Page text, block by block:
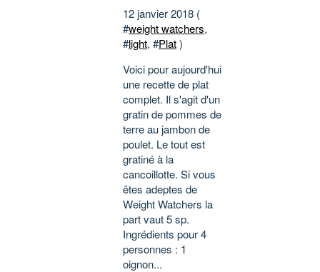
12 janvier 2018 (
#weight watchers,
#light, #Plat)
Voici pour aujourd'hui
une recette de plat
complet. Il s'agit d'un
gratin de pommes de
terre au jambon de
poulet. Le tout est
gratiné à la
cancoillotte. Si vous
êtes adeptes de
Weight Watchers la
part vaut 5 sp.
Ingrédients pour 4
personnes : 1
oignon...